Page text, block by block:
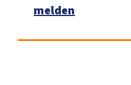
melden